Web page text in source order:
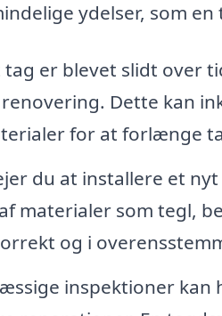
ydelser, som
tag er blevet slidt over
Dette kan
for at forlænge
du at installere et
materialer som tegl,
og i
inspektioner